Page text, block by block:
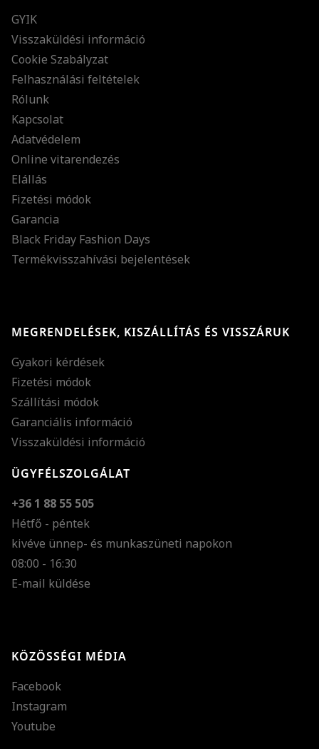
GYIK
Visszaküldési információ
Cookie Szabályzat
Felhasználási feltételek
Rólunk
Kapcsolat
Adatvédelem
Online vitarendezés
Elállás
Fizetési módok
Garancia
Black Friday Fashion Days
Termékvisszahívási bejelentések
MEGRENDELÉSEK, KISZÁLLÍTÁS ÉS VISSZÁRUK
Gyakori kérdések
Fizetési módok
Szállítási módok
Garanciális információ
Visszaküldési információ
ÜGYFÉLSZOLGÁLAT
+36 1 88 55 505
Hétfő - péntek
kivéve ünnep- és munkaszüneti napokon
08:00 - 16:30
E-mail küldése
KÖZÖSSÉGI MÉDIA
Facebook
Instagram
Youtube